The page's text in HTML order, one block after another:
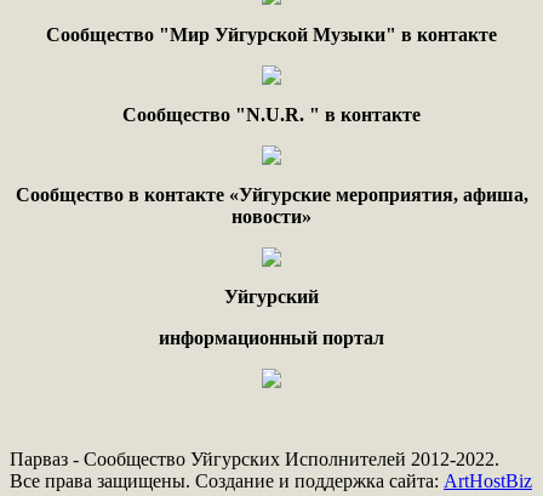
Сообщество "Мир Уйгурской Музыки" в контакте
Сообщество "N.U.R. " в контакте
Сообщество в контакте «Уйгурские мероприятия, афиша,
новости»
Уйгурский
информационный портал
Парваз - Сообщество Уйгурских Исполнителей 2012-2022.
Все права защищены. Создание и поддержка сайта: ArtHostBiz